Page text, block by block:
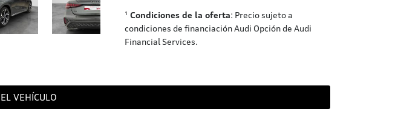
¹ Condiciones de la oferta: Precio sujeto a
condiciones de financiación Audi Opción de Audi
Financial Services.
VEHÍCULO